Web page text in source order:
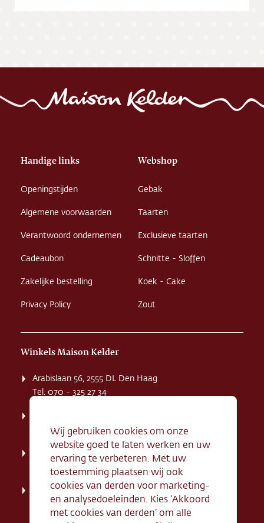
Handige links
Openingstijden
Algemene voorwaarden
Verantwoord ondernemen
Cadeaubon
Zakelijke bestelling
Privacy Policy
Webshop
Gebak
Taarten
Exclusieve taarten
Schnitte - Sloffen
Koek - Cake
Zout
Winkels Maison Kelder
Arabislaan 56, 2555 DL Den Haag
Tel. 070 - 325 27 34
Tel. 070 - 324 94 09
Kerkstraat 71, 2242 HD Wassenaar
Tel. 070 - 517 95 07
Dorpsstraat 134, 2712 AN Zoetermeer
Tel. 079 - 316 78 95
Wij gebruiken cookies om onze
website goed te laten werken en uw
ervaring te verbeteren. Met uw
toestemming plaatsen wij ook
cookies van derden voor marketing-
en analysedoeleinden. Kies ‘Akkoord
met cookies van derden’ om alle